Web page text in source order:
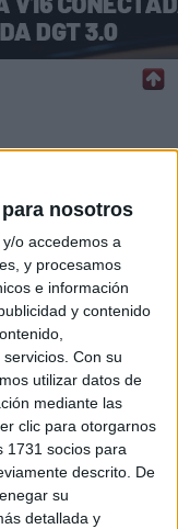
nosotros
o accedemos a
y procesamos
e información
y contenido
Con su
utilizar datos de
mediante las
clic para otorgarnos
1731 socios para
descrito. De
su
detallada y